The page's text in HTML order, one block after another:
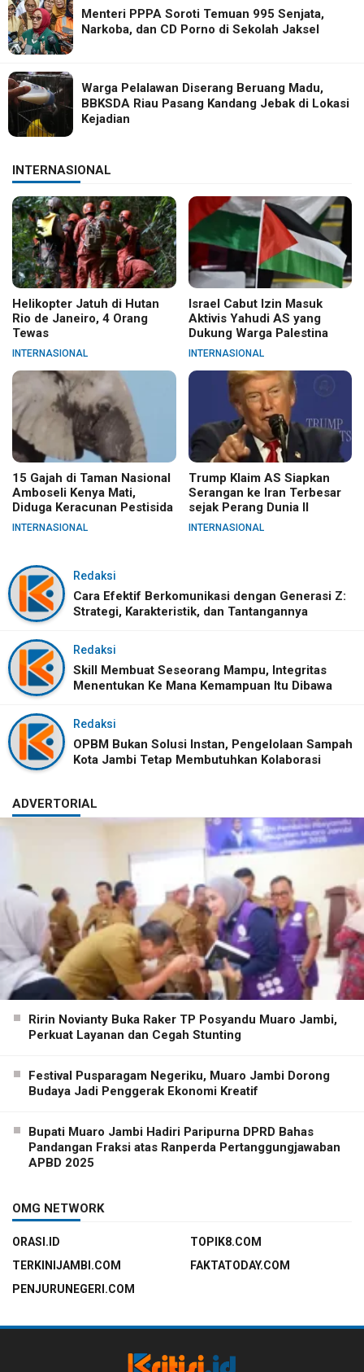
Menteri PPPA Soroti Temuan 995 Senjata,
Narkoba, dan CD Porno di Sekolah Jaksel
Warga Pelalawan Diserang Beruang Madu,
BBKSDA Riau Pasang Kandang Jebak di Lokasi
Kejadian
INTERNASIONAL
Helikopter Jatuh di Hutan
Rio de Janeiro, 4 Orang
Tewas
INTERNASIONAL
Israel Cabut Izin Masuk
Aktivis Yahudi AS yang
Dukung Warga Palestina
INTERNASIONAL
15 Gajah di Taman Nasional
Amboseli Kenya Mati,
Diduga Keracunan Pestisida
INTERNASIONAL
Trump Klaim AS Siapkan
Serangan ke Iran Terbesar
sejak Perang Dunia II
INTERNASIONAL
Redaksi
Cara Efektif Berkomunikasi dengan Generasi Z:
Strategi, Karakteristik, dan Tantangannya
Redaksi
Skill Membuat Seseorang Mampu, Integritas
Menentukan Ke Mana Kemampuan Itu Dibawa
Redaksi
OPBM Bukan Solusi Instan, Pengelolaan Sampah
Kota Jambi Tetap Membutuhkan Kolaborasi
ADVERTORIAL
Ririn Novianty Buka Raker TP Posyandu Muaro Jambi,
Perkuat Layanan dan Cegah Stunting
Festival Pusparagam Negeriku, Muaro Jambi Dorong
Budaya Jadi Penggerak Ekonomi Kreatif
Bupati Muaro Jambi Hadiri Paripurna DPRD Bahas
Pandangan Fraksi atas Ranperda Pertanggungjawaban
APBD 2025
OMG NETWORK
ORASI.ID
TOPIK8.COM
TERKINIJAMBI.COM
FAKTATODAY.COM
PENJURUNEGERI.COM